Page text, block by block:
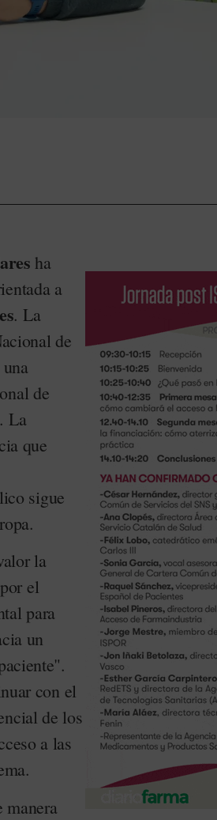
ha
a
. La
de
de
La
que
sigue
la
el
para
un
con el
de los
a las
manera